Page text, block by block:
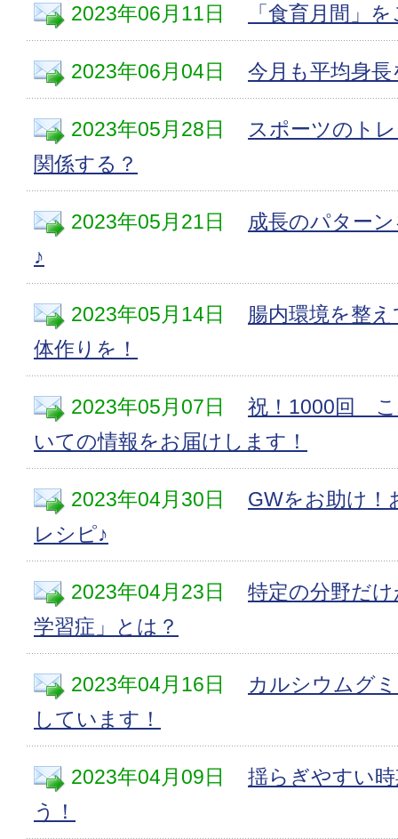
2023年06月11日 「食育月間」
2023年06月04日 今月も平均身
2023年05月28日
スポーツのト
関係する？
2023年05月21日
成長のパター
♪
2023年05月14日
腸内環境を整
体作りを！
2023年05月07日
祝！1000回 こ
いての情報をお届けします！
2023年04月30日
GWをお助け！
レシピ♪
2023年04月23日
特定の分野だ
学習症」とは？
2023年04月16日
カルシウムグ
しています！
2023年04月09日
揺らぎやすい
う！